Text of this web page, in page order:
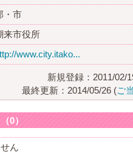
・市
来市役所
www.city.itako...
新規登録：2011/02/
最終更新：2014/05/26 (ご
0）
ん